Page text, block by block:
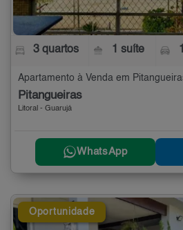
3 quartos 1 suíte
Apartamento à Venda em
Pitangueiras
Litoral - Guarujá
WhatsApp
Oportunidade